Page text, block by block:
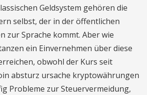
Geldsystem gehören die
selbst, der in der öffentlichen
zur Sprache kommt. Aber wie
ein Einvernehmen über diese
obwohl der Kurs seit
absturz ursache kryptowährungen
Probleme zur Steuervermeidung,